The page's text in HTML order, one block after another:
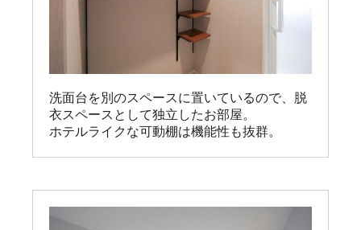
洗面台を別のスペースに置いているので、脱
衣スペースとして独立したお部屋。
ホテルライクな可動棚は機能性も抜群。